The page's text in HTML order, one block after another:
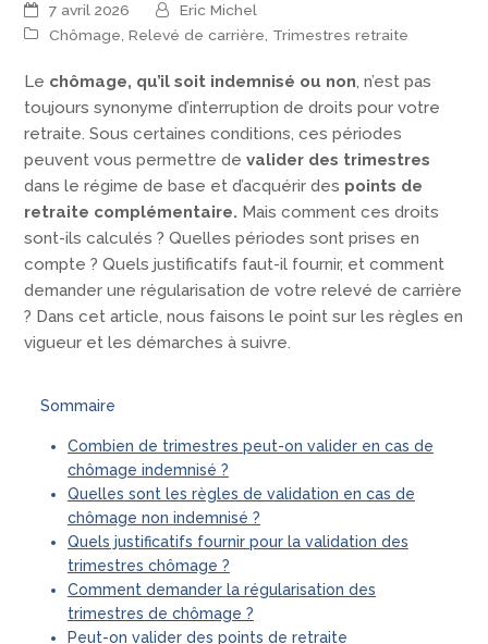
7 avril 2026
Eric Michel
Chômage ,Relevé de carrière Trimestres retraite
Le chômage, qu’il soit indemnisé ou non, n’est pas
toujours synonyme d’interruption de droits pour votre
retraite. Sous certaines conditions, ces périodes
peuvent vous permettre devalider des trimestres
dans le régime de base et d’acquérir des points de
retraite complémentaire. Mais comment ces droits
sont-ils calculés ? Quelles périodes sont prises en
compte ? Quels justificatifs faut-il fournir, et comment
demander une régularisation de votre relevé de carrière
? Dans cet article, nous faisons le point sur les règles en
vigueur et les démarches à suivre.
Sommaire
Combien de trimestres peut-on valider en cas de
chômage indemnisé ?
Quelles sont les règles de validation en cas de
chômage non indemnisé ?
Quels justificatifs fournir pour la validation des
trimestres chômage ?
Comment demander la régularisation des
trimestres de chômage ?
Peut-on valider des points de retraite